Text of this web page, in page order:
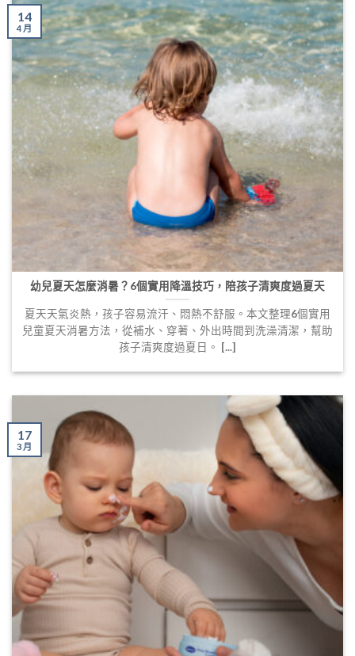
幼兒夏天怎麼消暑？6個實用降溫技巧，陪孩子清爽度過夏天
夏天天氣炎熱，孩子容易流汗、悶熱不舒服。本文整理6個實用
兒童夏天消暑方法，從補水、穿著、外出時間到洗澡清潔，幫助
孩子清爽度過夏日。 [...]
14
4 月
17
3 月